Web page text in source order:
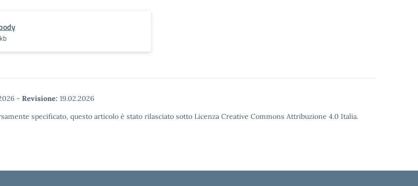
- Revisione: 19.02.2026
specificato, questo articolo è stato rilasciato sotto Licenza Creative Commons Attribuzione 4.0 Italia.